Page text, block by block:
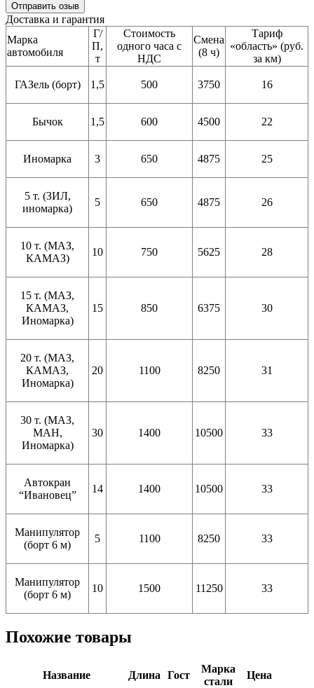
Отправить озыв
Доставка и гарантия
Марка
автомобиля
Г/
П,
т
Стоимость
одного часа с
НДС
Смена
(8 ч)
Тариф
«область» (руб.
за км)
ГАЗель (борт) 1,5 500 3750 16
Бычок 1,5 600 4500 22
Иномарка 3 650 4875 25
5 т. (ЗИЛ,
иномарка)
5 650 4875 26
10 т. (МАЗ,
КАМАЗ)
10 750 5625 28
15 т. (МАЗ,
КАМАЗ,
Иномарка)
15 850 6375 30
20 т. (МАЗ,
КАМАЗ,
Иномарка)
20 1100 8250 31
30 т. (МАЗ,
МАН,
Иномарка)
30 1400 10500 33
Автокран
“Ивановец”
14 1400 10500 33
Манипулятор
(борт 6 м)
5 1100 8250 33
Манипулятор
(борт 6 м)
10 1500 11250 33
Похожие товары
Название Длина Гост
Марка
стали
Цена